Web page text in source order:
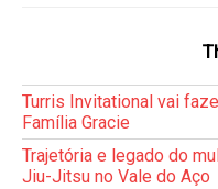
Turris Invitational vai
Família Gracie
Trajetória e legado do
Jiu-Jitsu no Vale do Aço